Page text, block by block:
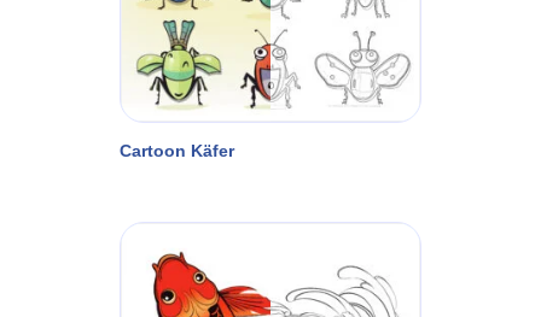
Cartoon Käfer